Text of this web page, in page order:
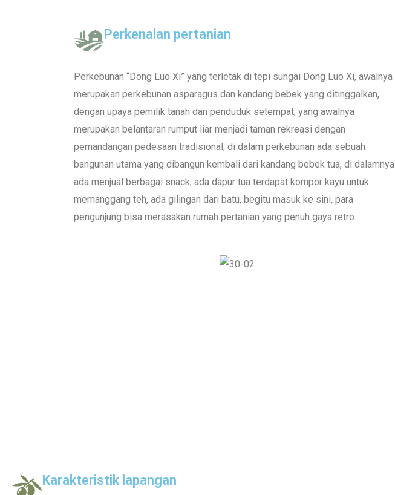
Perkenalan pertanian
Perkebunan “Dong Luo Xi” yang terletak di tepi sungai Dong Luo Xi, awalnya
merupakan perkebunan asparagus dan kandang bebek yang ditinggalkan,
dengan upaya pemilik tanah dan penduduk setempat, yang awalnya
merupakan belantaran rumput liar menjadi taman rekreasi dengan
pemandangan pedesaan tradisional, di dalam perkebunan ada sebuah
bangunan utama yang dibangun kembali dari kandang bebek tua, di dalamnya
ada menjual berbagai snack, ada dapur tua terdapat kompor kayu untuk
memanggang teh, ada gilingan dari batu, begitu masuk ke sini, para
pengunjung bisa merasakan rumah pertanian yang penuh gaya retro.
Karakteristik lapangan